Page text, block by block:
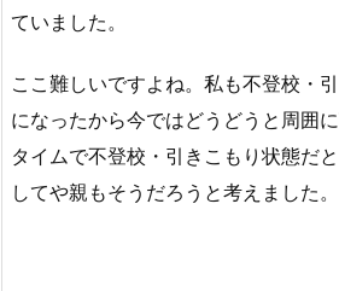
ていました。
ここ難しいですよね。私も不登校・
になったから今ではどうどうと周囲
タイムで不登校・引きこもり状態だ
してや親もそうだろうと考えました。